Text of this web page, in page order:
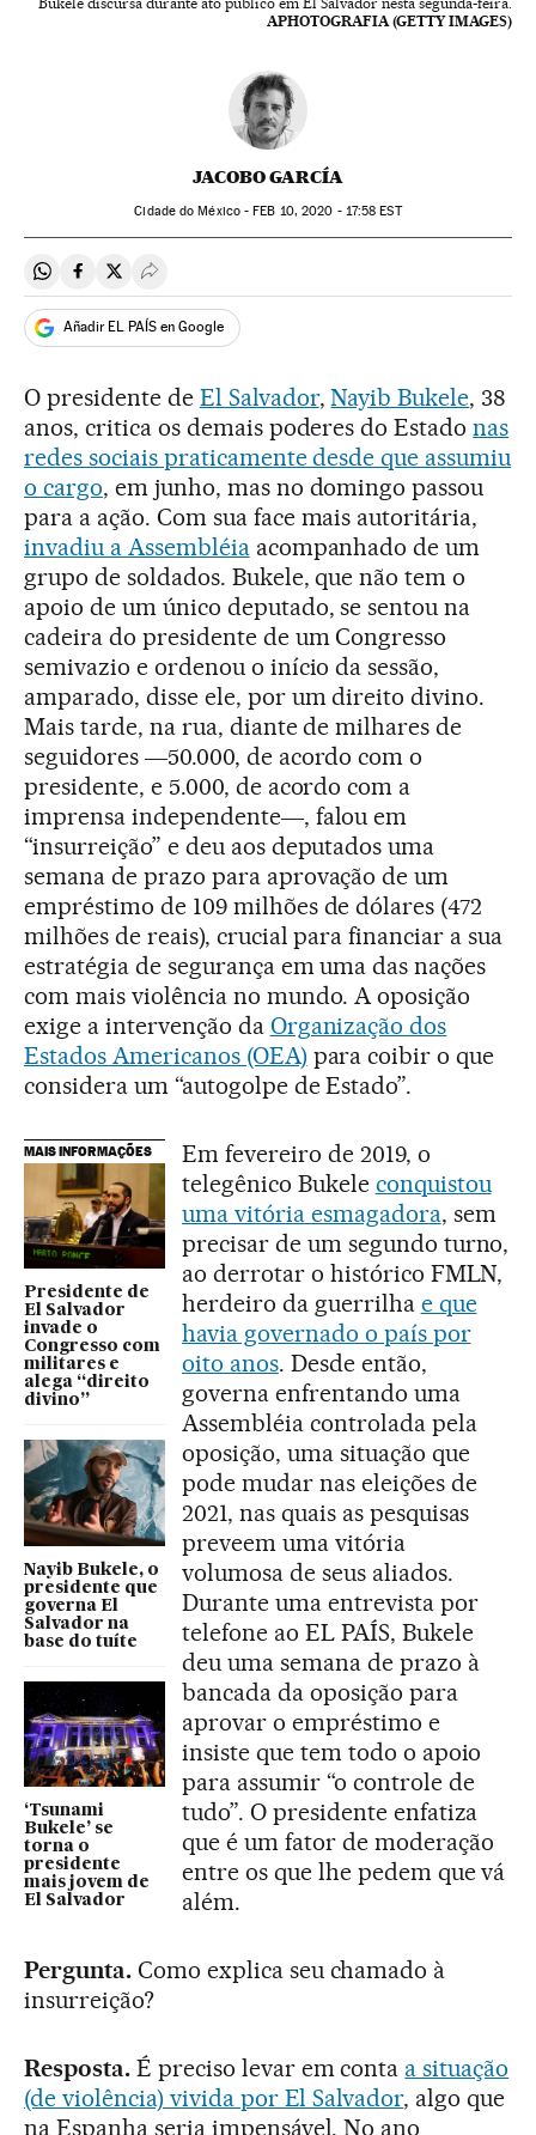
APHOTOGRAFIA (GETTY IMAGES)
JACOBO GARCÍA
Cidade do México -FEB 10, 2020 - 17:58 EST
Compartir en Whatsapp
Compartir en Facebook
Compartir en Twitter
Desplegar Redes Sociales
Añadir EL PAÍS en Google
O presidente de El Salvador,Nayib Bukele, 38
anos, critica os demais poderes do Estadonas
redes sociais praticamente desde que assumiu
o cargo, em junho, mas no domingo passou
para a ação. Com sua face mais autoritária,
invadiu a Assembléiaacompanhado de um
grupo de soldados. Bukele, que não tem o
apoio de um único deputado, se sentou na
cadeira do presidente de um Congresso
semivazio e ordenou o início da sessão,
amparado, disse ele, por um direito divino.
Mais tarde, na rua, diante de milhares de
seguidores ―50.000, de acordo com o
presidente, e 5.000, de acordo com a
imprensa independente―, falou em
“insurreição” e deu aos deputados uma
semana de prazo para aprovação de um
empréstimo de 109 milhões de dólares (472
milhões de reais), crucial para financiar a sua
estratégia de segurança em uma das nações
com mais violência no mundo. A oposição
exige a intervenção da Organização dos
Estados Americanos (OEA) para coibir o que
considera um “autogolpe de Estado”.
MAIS INFORMAÇÕES
Presidente de
El Salvador
invade o
Congresso com
militares e
alega “direito
divino”
Nayib Bukele, o
presidente que
governa El
Salvador na
base do tuíte
‘Tsunami
Bukele’ se
torna o
presidente
mais jovem de
El Salvador
Em fevereiro de 2019, o
telegênico Bukele conquistou
uma vitória esmagadora, sem
precisar de um segundo turno,
ao derrotar o histórico FMLN,
herdeiro da guerrilha e que
havia governado o país por
oito anos. Desde então,
governa enfrentando uma
Assembléia controlada pela
oposição, uma situação que
pode mudar nas eleições de
2021, nas quais as pesquisas
preveem uma vitória
volumosa de seus aliados.
Durante uma entrevista por
telefone ao EL PAÍS, Bukele
deu uma semana de prazo à
bancada da oposição para
aprovar o empréstimo e
insiste que tem todo o apoio
para assumir “o controle de
tudo”. O presidente enfatiza
que é um fator de moderação
entre os que lhe pedem que vá
além.
Pergunta.Como explica seu chamado à
insurreição?
Resposta.É preciso levar em conta a situação
(de violência) vivida por El Salvador, algo que
na Espanha seria impensável. No ano